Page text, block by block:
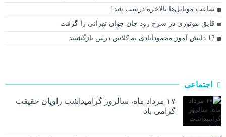
ساعت موبایل‌ها بالاخره درست شد!
قايق موتوری در سرخ رود جان جوان تهرانی را گرفت
12 دانش آموز محمودآبادی به کلاس درس بازگشتند
اجتماعی
۱۷ مرداد ماه، سالروز گرامیداشت راویان حقیقت
گرامی باد